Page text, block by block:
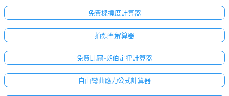
免費樑撓度計算器
拍頻率解算器
免費比爾-朗伯定律計算器
自由彎曲應力公式計算器